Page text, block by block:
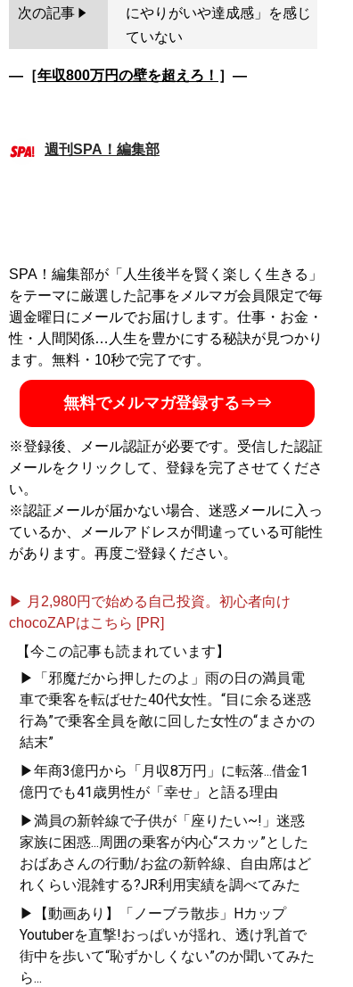
次の記事
にやりがいや達成感」を感じ
ていない
―［年収800万円の壁を超えろ！ ］―
週刊SPA！編集部
SPA！編集部が「人生後半を賢く楽しく生きる」
をテーマに厳選した記事をメルマガ会員限定で毎
週金曜日にメールでお届けします。仕事・お金・
性・人間関係…人生を豊かにする秘訣が見つかり
ます。無料・10秒で完了です。
無料でメルマガ登録する⇒⇒
※登録後、メール認証が必要です。受信した認証
メールをクリックして、登録を完了させてくださ
い。
※認証メールが届かない場合、迷惑メールに入っ
ているか、メールアドレスが間違っている可能性
があります。再度ご登録ください。
▶ 月2,980円で始める自己投資。初心者向け
chocoZAPはこちら [PR]
【今この記事も読まれています】
▶「邪魔だから押したのよ」雨の日の満員電
車で乗客を転ばせた40代女性。“目に余る迷惑
行為”で乗客全員を敵に回した女性の“まさかの
結末”
▶年商3億円から「月収8万円」に転落...借金1
億円でも41歳男性が「幸せ」と語る理由
▶満員の新幹線で子供が「座りたい~!」迷惑
家族に困惑...周囲の乗客が内心“スカッ”とした
おばあさんの行動/お盆の新幹線、自由席はど
れくらい混雑する?JR利用実績を調べてみた
▶【動画あり】「ノーブラ散歩」Hカップ
Youtuberを直撃!おっぱいが揺れ、透け乳首で
街中を歩いて“恥ずかしくない”のか聞いてみた
ら...